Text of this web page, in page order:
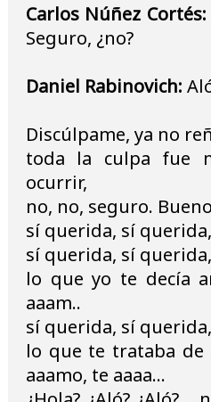
Carlos Núñez Cortés:
Seguro, ¿no?
Daniel Rabinovich:
Discúlpame, ya no
toda la culpa fue
ocurrir,
no, no, seguro.
sí querida, sí querida,
sí querida, sí querida,
lo que yo te decía
aaam..
sí querida, sí
lo que te trataba de
aaamo, te aaaa...